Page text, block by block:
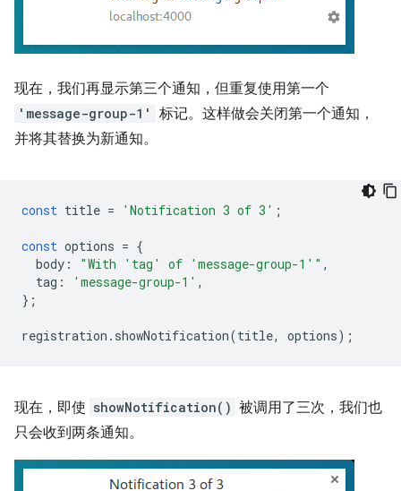
现在，我们再显示第三个通知，但重复使用第一个
'message-group-1'
标记。这样做会关闭第一个通知，
并将其替换为新通知。
const title = 'Notification 3 of 3' ;
const options = {
body : "With 'tag' of 'message-group-1'" ,
tag : 'message-group-1' ,
};
registration . showNotification(title, options);
现在，即使 showNotification() 被调用了三次，我们也
只会收到两条通知。